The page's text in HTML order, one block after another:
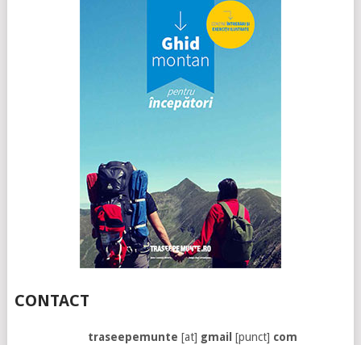
CONTACT
traseepemunte [at] gmail [punct] com